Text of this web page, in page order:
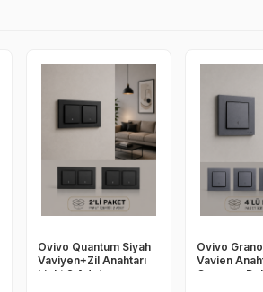
Ovivo Quantum Siyah
Vaviyen+Zil Anahtarı
Light 2 Adet
Ovivo
Vavien
Çerçeve